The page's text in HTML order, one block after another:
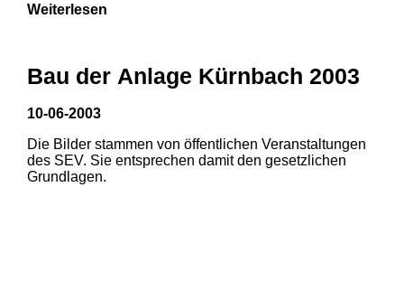
Weiterlesen
Bau der Anlage Kürnbach 2003
10-06-2003
Die Bilder stammen von öffentlichen Veranstaltungen
des SEV. Sie entsprechen damit den gesetzlichen
Grundlagen.